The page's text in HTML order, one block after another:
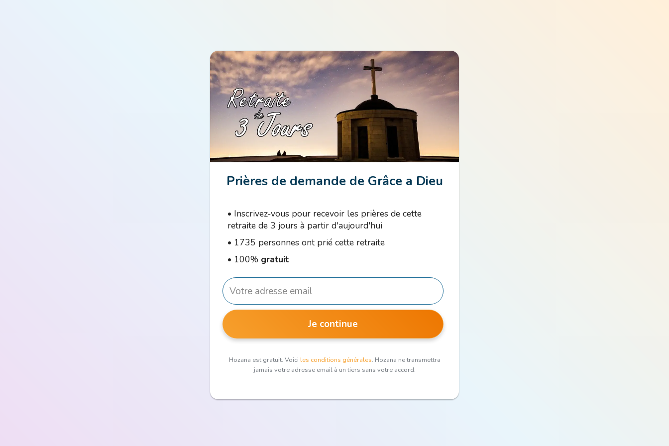
Prières de demande de Grâce a Dieu
• Inscrivez-vous pour recevoir les prières de cette
retraite de 3 jours à partir d'aujourd'hui
• 1735 personnes ont prié cette retraite
• 100% gratuit
Je continue
Hozana est gratuit. Voici les conditions générales. Hozana ne transmettra
jamais votre adresse email à un tiers sans votre accord.